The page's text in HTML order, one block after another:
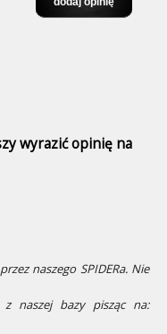
wyrazić opinię na
naszego SPIDERa. Nie
z naszej bazy pisząc na: